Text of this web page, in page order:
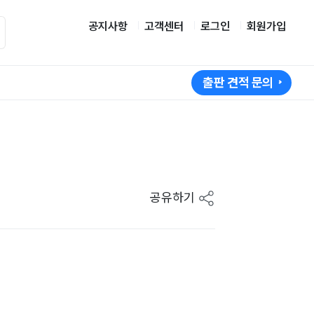
공지사항 고객센터 로그인 회원가입
출판 견적 문의
공유하기